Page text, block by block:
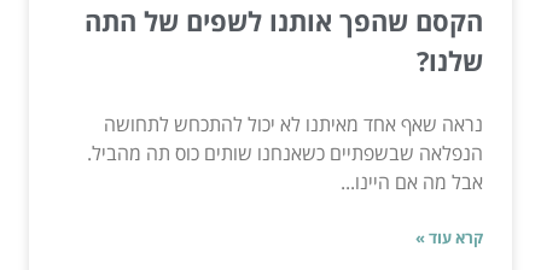
הקסם שהפך אותנו לשפים של התה
שלנו?
נראה שאף אחד מאיתנו לא יכול להתכחש לתחושה
הנפלאה שבשפתיים כשאנחנו שותים כוס תה מהביל.
אבל מה אם היינו...
קרא עוד »